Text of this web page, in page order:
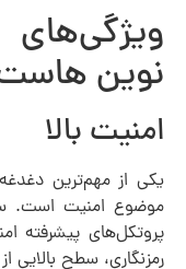
نوین
امنیت بالا
یکی از مهم‌ترین
موضوع امنیت است.
پروتکل‌های پیشرفته
رمزنگاری، سطح بالایی